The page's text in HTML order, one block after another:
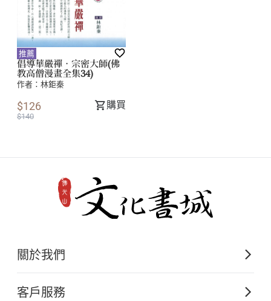
推薦
倡導華嚴禪．宗密大師(佛
教高僧漫畫全集34)
作者： 林鉅秦
$126
$140
購買
關於我們
佛光山文化出版的起源
客戶服務